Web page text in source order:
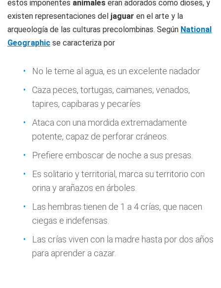
estos imponentes animales eran adorados como dioses, y
existen representaciones del jaguar en el arte y la
arqueología de las culturas precolombinas. Según National
Geographic se caracteriza por
No le teme al agua, es un excelente nadador
Caza peces, tortugas, caimanes, venados,
tapires, capibaras y pecaríes
Ataca con una mordida extremadamente
potente, capaz de perforar cráneos.
Prefiere emboscar de noche a sus presas.
Es solitario y territorial, marca su territorio con
orina y arañazos en árboles.
Las hembras tienen de 1 a 4 crías, que nacen
ciegas e indefensas.
Las crías viven con la madre hasta por dos años
para aprender a cazar.